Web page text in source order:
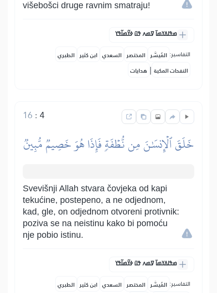
višebošci druge ravnim smatraju!
ߘߟߊߡߌߘߊ߫ ߜߘߍ ߟߎ߫ ߦߌ߬ߘߊ߬ߟߌ
التفاسير: المُيسَّر المختصر السعدي ابن كثير الطبري
النفحات المكية | هدايات
4
:
16
خَلَقَ ٱلۡإِنسَٰنَ مِن نُّطۡفَةٖ فَإِذَا هُوَ خَصِيمٞ مُّبِينٞ
Svevišnji Allah stvara čovjeka od kapi
tekućine, postepeno, a ne odjednom,
kad, gle, on odjednom otvoreni protivnik:
poziva se na neistinu kako bi pomoću
nje pobio istinu.
ߘߟߊߡߌߘߊ߫ ߜߘߍ ߟߎ߫ ߦߌ߬ߘߊ߬ߟߌ
التفاسير: المُيسَّر المختصر السعدي ابن كثير الطبري